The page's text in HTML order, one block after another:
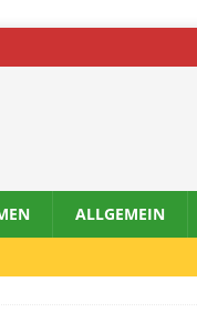
ALLGEMEIN